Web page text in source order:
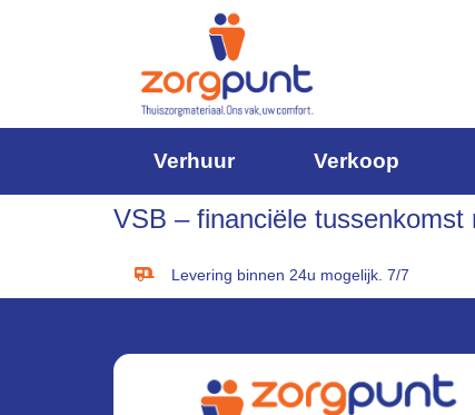
Verhuur Verkoop
VSB – financiële tussenkomst
Levering binnen 24u mogelijk. 7/7